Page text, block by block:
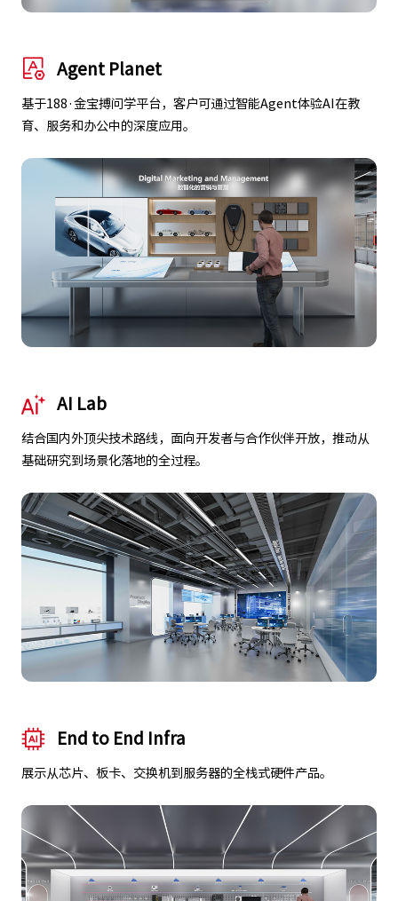
Agent Planet
基于188·金宝搏问学平台，客户可通过智能Agent体验AI在教
育、服务和办公中的深度应用。
AI Lab
结合国内外顶尖技术路线，面向开发者与合作伙伴开放，推动从
基础研究到场景化落地的全过程。
End to End Infra
展示从芯片、板卡、交换机到服务器的全栈式硬件产品。